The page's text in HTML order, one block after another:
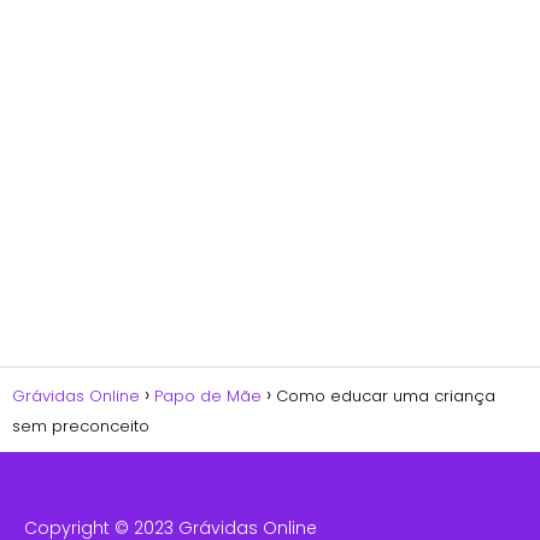
Grávidas Online Papo de Mãe
Como educar uma criança
sem preconceito
Copyright © 2023 Grávidas Online